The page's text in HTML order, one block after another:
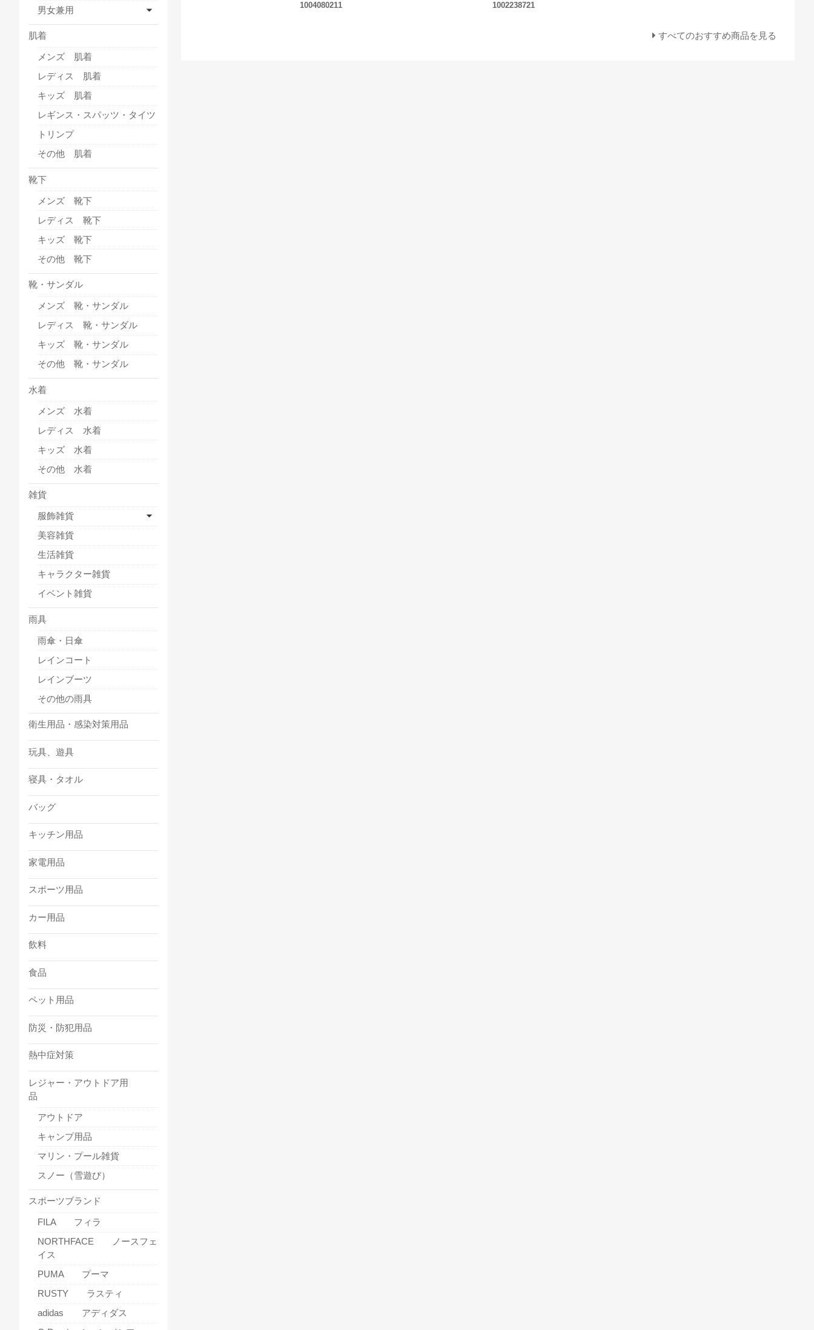
1004080211
1002238721
すべてのおすすめ商品を見る
男女兼用
肌着
メンズ 肌着
レディス 肌着
キッズ 肌着
レギンス・スパッツ・タイツ
トリンプ
その他 肌着
靴下
メンズ 靴下
レディス 靴下
キッズ 靴下
その他 靴下
靴・サンダル
メンズ 靴・サンダル
レディス 靴・サンダル
キッズ 靴・サンダル
その他 靴・サンダル
水着
メンズ 水着
レディス 水着
キッズ 水着
その他 水着
雑貨
服飾雑貨
美容雑貨
生活雑貨
キャラクター雑貨
イベント雑貨
雨具
雨傘・日傘
レインコート
レインブーツ
その他の雨具
衛生用品・感染対策用品
玩具、遊具
寝具・タオル
バッグ
キッチン用品
家電用品
スポーツ用品
カー用品
飲料
食品
ペット用品
防災・防犯用品
熱中症対策
レジャー・アウトドア用
品
アウトドア
キャンプ用品
マリン・プール雑貨
スノー（雪遊び）
スポーツブランド
FILA フィラ
NORTHFACE ノースフェ
イス
PUMA プーマ
RUSTY ラスティ
adidas アディダス